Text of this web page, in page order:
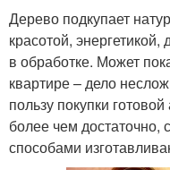
Дерево подкупает
красотой,
в обработке. Может
квартире – дело
пользу покупки
более чем достаточно,
способами